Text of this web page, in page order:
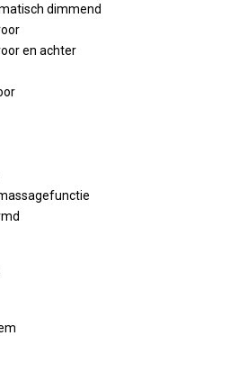
dimmend
en achter